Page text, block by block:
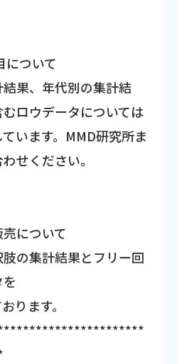
ついて
果、年代別の集計結
ロウデータについては
います。MMD研究所ま
せください。
について
の集計結果とフリー回
ります。